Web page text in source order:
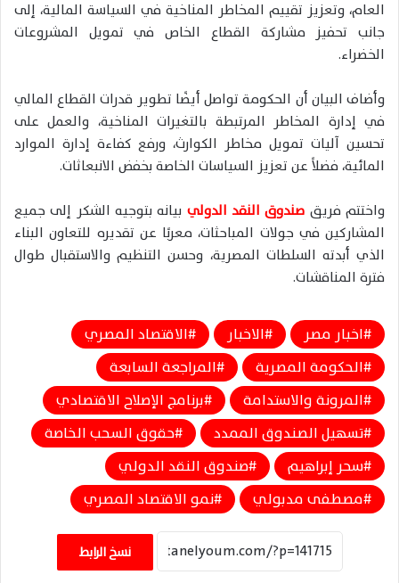
العام، وتعزيز تقييم المخاطر المناخية في السياسة المالية، إلى
جانب تحفيز مشاركة القطاع الخاص في تمويل المشروعات
الخضراء.
وأضاف البيان أن الحكومة تواصل أيضًا تطوير قدرات القطاع المالي
في إدارة المخاطر المرتبطة بالتغيرات المناخية، والعمل على
تحسين آليات تمويل مخاطر الكوارث، ورفع كفاءة إدارة الموارد
المائية، فضلاً عن تعزيز السياسات الخاصة بخفض الانبعاثات.
واختتم فريق صندوق النقد الدولي بيانه بتوجيه الشكر إلى جميع
المشاركين في جولات المباحثات، معربًا عن تقديره للتعاون البناء
الذي أبدته السلطات المصرية، وحسن التنظيم والاستقبال طوال
فترة المناقشات.
اخبار مصر الاخبار
الاقتصاد المصري
الحكومة المصرية
المراجعة السابعة
المرونة والاستدامة
برنامج الإصلاح الاقتصادي
تسهيل الصندوق الممدد
حقوق السحب الخاصة
سحر إبراهيم
صندوق النقد الدولي
مصطفى مدبولي
نمو الاقتصاد المصري
نسخ الرابط